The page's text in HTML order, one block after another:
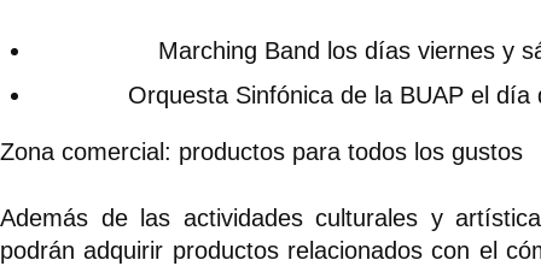
Marching Band los días viernes y
Orquesta Sinfónica de la BUAP el día
Zona comercial: productos para todos los gustos
Además de las actividades culturales y
podrán adquirir productos relacionados con el